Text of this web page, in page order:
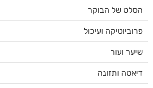
הסלט של הבוקר
פרוביוטיקה ועיכול
שיער ועור
דיאטה ותזונה